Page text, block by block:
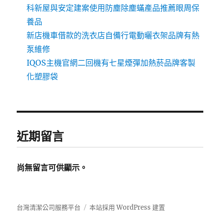
科新屋與安定建案使用防塵除塵蟎產品推薦眼周保
養品
新店機車借款的洗衣店自備行電動曬衣架品牌有熱
泵維修
IQOS主機官網二回機有七星煙彈加熱菸品牌客製
化塑膠袋
近期留言
尚無留言可供顯示。
台灣清潔公司服務平台 本站採用 WordPress 建置